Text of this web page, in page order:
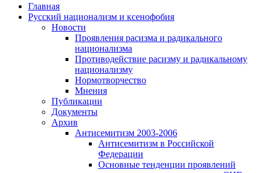
Главная
Русский национализм и ксенофобия
Новости
Проявления расизма и радикального
национализма
Противодействие расизму и радикальному
национализму
Нормотворчество
Мнения
Публикации
Документы
Архив
Антисемитизм 2003-2006
Антисемитизм в Российской
Федерации
Основные тенденции проявлений